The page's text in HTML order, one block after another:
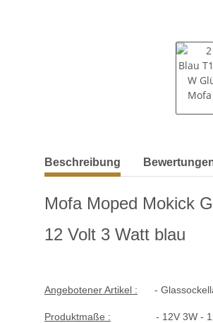
weitere Registerkarten anzeigen
Beschreibung
Mofa Moped Mokick
12 Volt 3 Watt blau
Angebotener Artikel : -
Produktmaße : - 12V 3W - 12